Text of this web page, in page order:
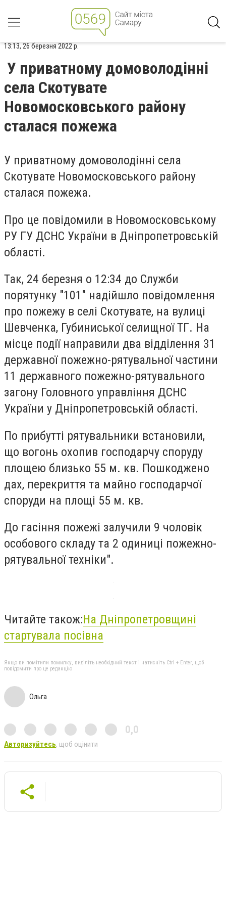
13:13, 26 березня 2022 р.
У приватному домоволодінні
села Скотувате
Новомосковського району
сталася пожежа
У приватному домоволодінні села
Скотувате Новомосковського району
сталася пожежа.
Про це повідомили в Новомосковському
РУ ГУ ДСНС України в Дніпропетровській
області.
Так, 24 березня о 12:34 до Служби
порятунку "101" надійшло повідомлення
про пожежу в селі Скотувате, на вулиці
Шевченка, Губиниської селищної ТГ. На
місце події направили два відділення 31
державної пожежно-рятувальної частини
11 державного пожежно-рятувального
загону Головного управління ДСНС
України у Дніпропетровській області.
По прибутті рятувальники встановили,
що вогонь охопив господарчу споруду
площею близько 55 м. кв. Пошкоджено
дах, перекриття та майно господарчої
споруди на площі 55 м. кв.
До гасіння пожежі залучили 9 чоловік
особового складу та 2 одиниці пожежно-
рятувальної техніки".
Читайте також:На Дніпропетровщині
стартувала посівна
Якщо ви помітили помилку, виділіть необхідний текст і натисніть Ctrl + Enter, щоб
повідомити про це редакцію
Ольга
0,0
Авторизуйтесь, щоб оцінити